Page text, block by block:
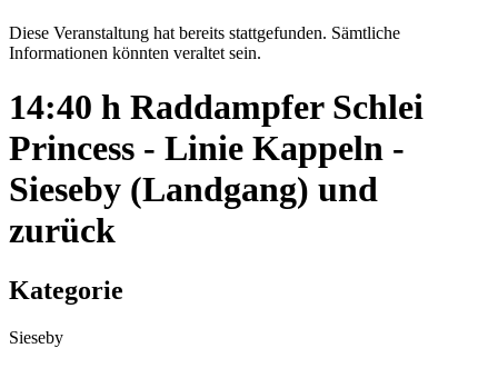
Diese Veranstaltung hat bereits stattgefunden. Sämtliche
Informationen könnten veraltet sein.
14:40 h Raddampfer Schlei
Princess - Linie Kappeln -
Sieseby (Landgang) und
zurück
Kategorie
Sieseby